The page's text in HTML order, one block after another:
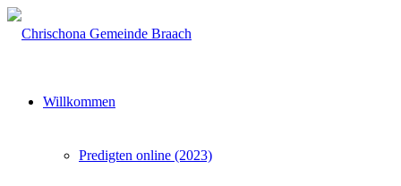
Willkommen
Predigten online (2023)